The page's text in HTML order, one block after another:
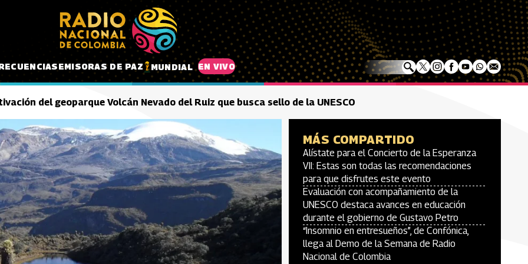
EMISORAS DE PAZ MUNDIAL EN VIVO
del geoparque Volcán Nevado del Ruiz que busca sello de la UNESCO
MÁS COMPARTIDO
Alístate para el Concierto de la Esperanza
VII: Estas son todas las recomendaciones
para que disfrutes este evento
Evaluación con acompañamiento de la
UNESCO destaca avances en educación
durante el gobierno de Gustavo Petro
“Insomnio en entresueños”, de Confónica,
llega al Demo de la Semana de Radio
Nacional de Colombia